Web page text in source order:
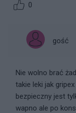
0
gość
Nie wolno brać
takie leki jak
bezpieczny jest
wapno ale po